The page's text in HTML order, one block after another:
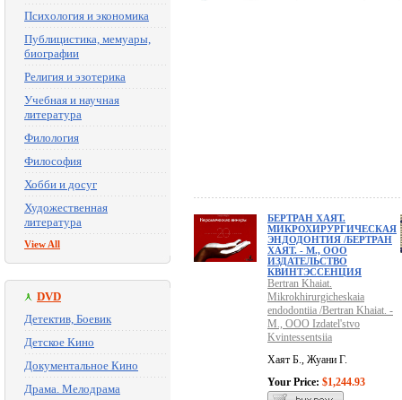
Психология и экономика
Публицистика, мемуары,
биографии
Религия и эзотерика
Учебная и научная
литература
Филология
Философия
Хобби и досуг
Художественная
литература
View All
DVD
Детектив, Боевик
Детское Кино
Документальное Кино
Драма. Мелодрама
БЕРТРАН ХАЯТ.
МИКРОХИРУРГИЧЕСКАЯ
ЭНДОДОНТИЯ /БЕРТРАН
ХАЯТ. - М., ООО
ИЗДАТЕЛЬСТВО
КВИНТЭССЕНЦИЯ
Bertran Khaiat.
Mikrokhirurgicheskaia
endodontiia /Bertran Khaiat. -
M., OOO Izdatel'stvo
Kvintessentsiia
Хаят Б., Жуани Г.
Your Price: $1,244.93